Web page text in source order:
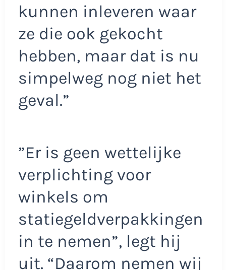
kunnen inleveren waar
ze die ook gekocht
hebben, maar dat is nu
simpelweg nog niet het
geval.”
”Er is geen wettelijke
verplichting voor
winkels om
statiegeldverpakkingen
in te nemen”, legt hij
uit. “Daarom nemen wij